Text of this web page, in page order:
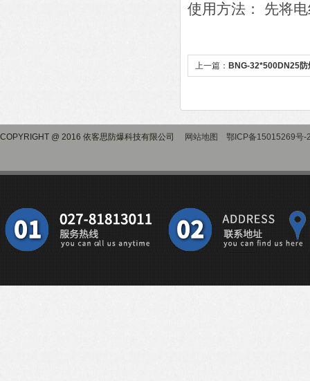
使用方法： 先将
上一篇： BNG-32*500DN25防
COPYRIGHT @ 2016 依客思防爆科技有限公司 网站地图 鄂ICP备15015269号-